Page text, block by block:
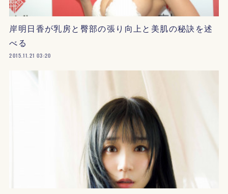
岸明日香が乳房と臀部の張り向上と美肌の秘訣を述
べる
2015.11.21 03:20